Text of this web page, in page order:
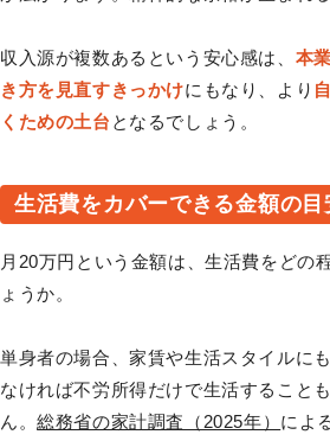
収入源が複数あるという安心感は、 本
き方を見直すきっかけにもなり、より
くための土台 となるでしょう。
生活費をカバーできる金額の目
月20万円という金額は、生活費をどの
ょうか。
単身者の場合、家賃や生活スタイルに
なければ不労所得だけで生活すること
ん。総務省の家計調査（2025年） によ